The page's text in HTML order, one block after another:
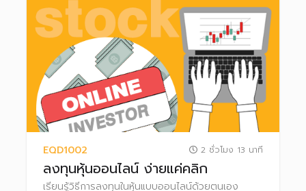
EQD1002 2 ชั่วโมง 13 นาที
ลงทุนหุ้นออนไลน์ ง่ายแค่คลิก
เรียนรู้วิธีการลงทุนในหุ้นแบบออนไลน์ด้วยตนเอง